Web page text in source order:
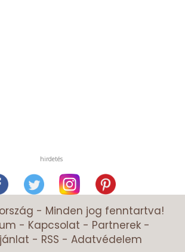
hirdetés
- Minden jog fenntartva!
- Kapcsolat - Partnerek-
- RSS - Adatvédelem